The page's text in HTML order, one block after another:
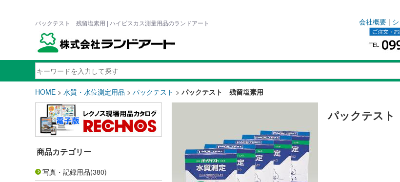
パックテスト 残留塩素用 | ハイビスカス測量用品のランドアート 会社概要 |
HOME > 水質・水位測定用品 > パックテスト > パックテスト 残留塩素用
商品カテゴリー
写真・記録用品(380)
パックテス